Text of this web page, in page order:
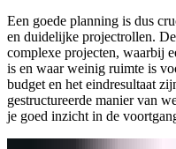
Een goede planning is dus
en duidelijke projectrollen.
complexe projecten, waarbij
is en waar weinig ruimte is
budget en het eindresultaat
gestructureerde manier van
je goed inzicht in de